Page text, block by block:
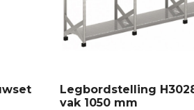
Legbordstelling
vak 1050 mm